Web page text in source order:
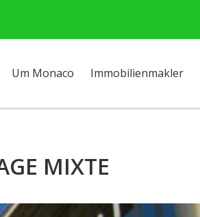
Um Monaco Immobilienmakler
MIXTE